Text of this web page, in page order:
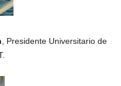
, Presidente Universitario de